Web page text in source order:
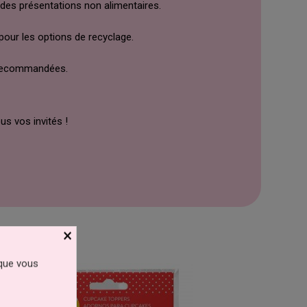
présentations non alimentaires.
les options de recyclage.
vos invités !
×
vous